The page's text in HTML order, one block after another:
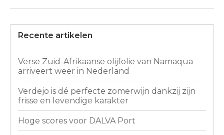
Recente artikelen
Verse Zuid-Afrikaanse olijfolie van Namaqua
arriveert weer in Nederland
Verdejo is dé perfecte zomerwijn dankzij zijn
frisse en levendige karakter
Hoge scores voor DALVA Port